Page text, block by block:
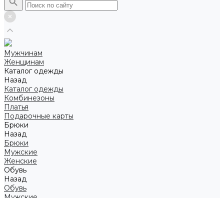
Мужчинам
Женщинам
Каталог одежды
Назад
Каталог одежды
Комбинезоны
Платья
Подарочные карты
Брюки
Назад
Брюки
Мужские
Женские
Обувь
Назад
Обувь